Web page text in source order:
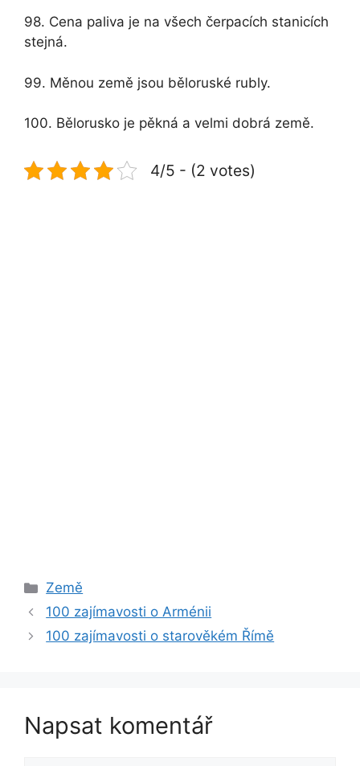
98. Cena paliva je na všech čerpacích stanicích
stejná.
99. Měnou země jsou běloruské rubly.
100. Bělorusko je pěkná a velmi dobrá země.
4/5 - (2 votes)
Rubriky
Země
100 zajímavosti o Arménii
100 zajímavosti o starověkém Římě
Napsat komentář